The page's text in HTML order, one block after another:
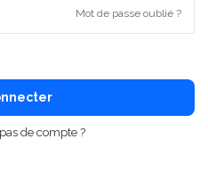
Mot de passe oublié ?
de compte ?